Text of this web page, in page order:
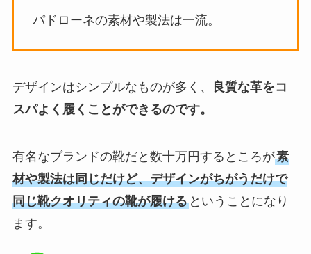
パドローネの素材や製法は一流。
デザインはシンプルなものが多く、
良質な革をコ
スパよく履くことができるのです。
有名なブランドの靴だと数十万円するところが素
材や製法は同じだけど、デザインがちがうだけで
同じ靴クオリティの靴が履けるということになり
ます。